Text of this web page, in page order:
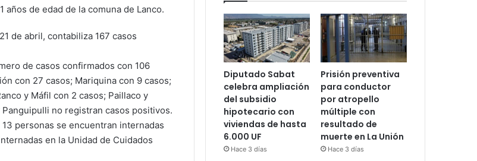
de edad de la comuna de Lanco.
de abril, contabiliza 167 casos
de casos confirmados con 106
con 27 casos; Mariquina con 9 casos;
y Máfil con 2 casos; Paillaco y
no registran casos positivos.
personas se encuentran internadas
en la Unidad de Cuidados
Diputado Sabat
celebra ampliación
del subsidio
hipotecario con
viviendas de hasta
6.000 UF
Hace 3 días
Prisión preventiva
para conductor
por atropello
múltiple con
resultado de
muerte en La Unión
Hace 3 días